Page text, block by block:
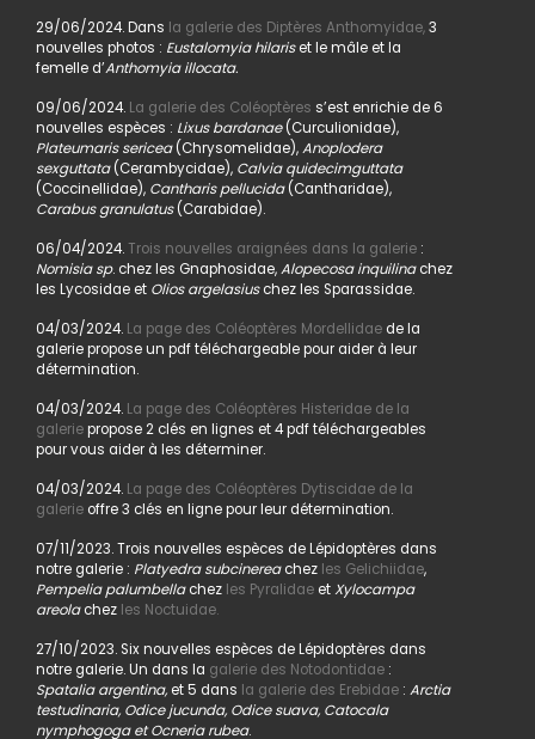
29/06/2024. Dans la galerie des Diptères Anthomyidae,3
nouvelles photos : Eustalomyia hilariset le mâle et la
femelle d’Anthomyia illocata.
09/06/2024.La galerie des Coléoptères s’est enrichie de 6
nouvelles espèces : Lixus bardanae(Curculionidae),
Plateumaris sericea(Chrysomelidae),Anoplodera
sexguttata(Cerambycidae), Calvia quidecimguttata
(Coccinellidae), Cantharis pellucida(Cantharidae),
Carabus granulatus(Carabidae).
06/04/2024.Trois nouvelles araignées dans la galerie:
Nomisia sp. chez les Gnaphosidae,Alopecosa inquilinachez
les Lycosidae et Olios argelasiuschez les Sparassidae.
04/03/2024. La page des Coléoptères Mordellidaede la
galerie propose un pdf téléchargeable pour aider à leur
détermination.
04/03/2024. La page des Coléoptères Histeridae de la
galeriepropose 2 clés en lignes et 4 pdf téléchargeables
pour vous aider à les déterminer.
04/03/2024. La page des Coléoptères Dytiscidae de la
galerieoffre 3 clés en ligne pour leur détermination.
07/11/2023. Trois nouvelles espèces de Lépidoptères dans
notre galerie : Platyedra subcinereachez les Gelichiidae,
Pempelia palumbellachez les PyralidaeetXylocampa
areolachez les Noctuidae.
27/10/2023. Six nouvelles espèces de Lépidoptères dans
notre galerie. Un dans la galerie des Notodontidae:
Spatalia argentina, et 5 dans la galerie des Erebidae: Arctia
testudinaria, Odice jucunda, Odice suava, Catocala
nymphogoga et Ocneria rubea.